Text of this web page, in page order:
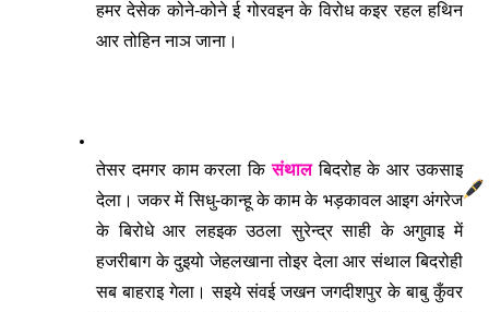
हमर देसेक कोने-कोने ई गोरवइन के विरोध कइर रहल हथिन
आर तोहिन नाञ जाना।
तेसर दमगर काम करला कि संथाल बिदरोह के आर उकसाइ
देला। जकर में सिधु-कान्हू के काम के भड़कावल आइग अंगरेज
के बिरोधे आर लहइक उठला सुरेन्द्र साही के अगुवाइ में
हजरीबाग के दुइयो जेहलखाना तोइर देला आर संथाल बिदरोही
सब बाहराइ गेला। सइये संवई जखन जगदीशपुर के बाबु कुँवर